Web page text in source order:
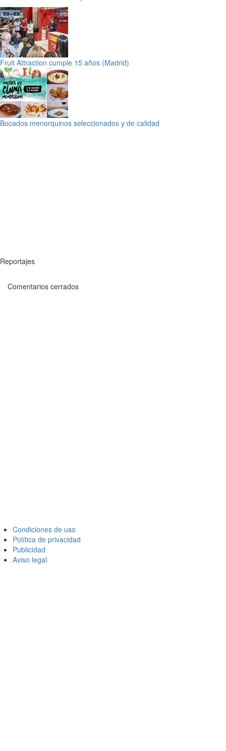
Fruit Attraction cumple 15 años (Madrid)
Bocados menorquinos seleccionados y de calidad
Reportajes
Comentarios cerrados
Condiciones de uso
Política de privacidad
Publicidad
Aviso legal